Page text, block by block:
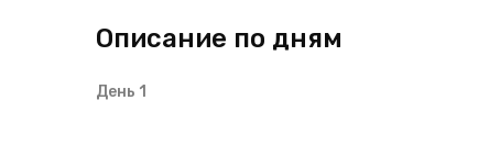
Описание по дням
День 1